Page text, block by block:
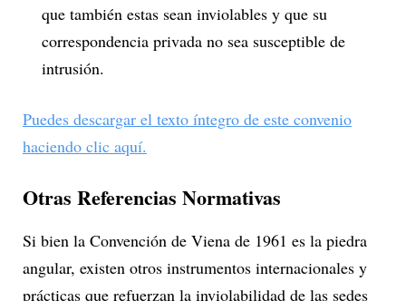
que también estas sean inviolables y que su
correspondencia privada no sea susceptible de
intrusión.
Puedes descargar el texto íntegro de este convenio
haciendo clic aquí.
Otras Referencias Normativas
Si bien la Convención de Viena de 1961 es la piedra
angular, existen otros instrumentos internacionales y
prácticas que refuerzan la inviolabilidad de las sedes